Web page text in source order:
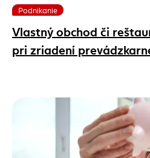
Podnikanie
Vlastný obchod či
pri zriadení